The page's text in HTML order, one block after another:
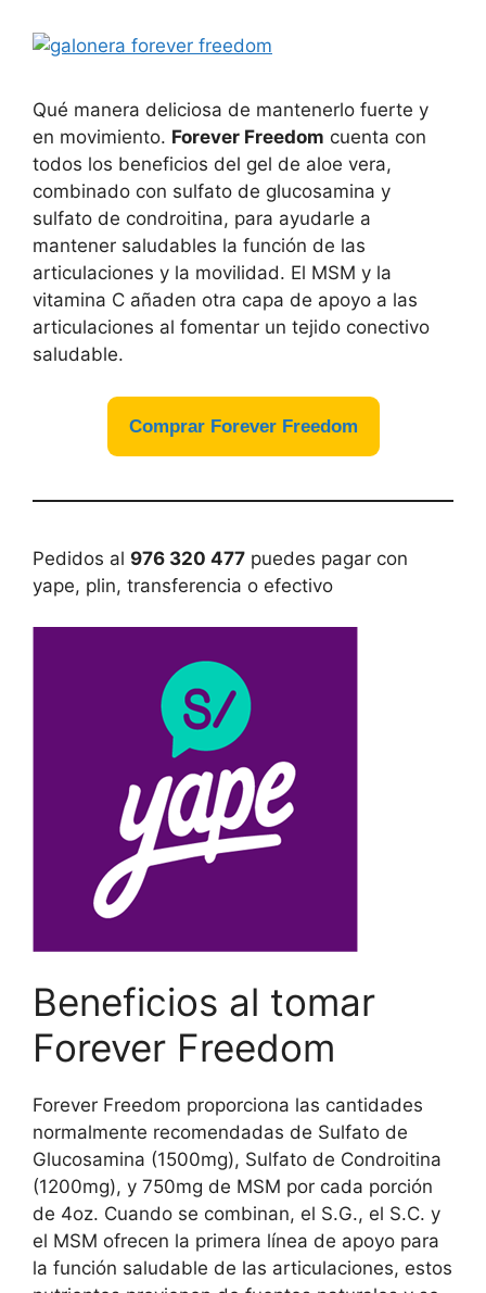
Qué manera deliciosa de mantenerlo fuerte y
en movimiento. Forever Freedom cuenta con
todos los beneficios del gel de aloe vera,
combinado con sulfato de glucosamina y
sulfato de condroitina, para ayudarle a
mantener saludables la función de las
articulaciones y la movilidad. El MSM y la
vitamina C añaden otra capa de apoyo a las
articulaciones al fomentar un tejido conectivo
saludable.
Comprar Forever Freedom
Pedidos al 976 320 477 puedes pagar con
yape, plin, transferencia o efectivo
Beneficios al tomar
Forever Freedom
Forever Freedom proporciona las cantidades
normalmente recomendadas de Sulfato de
Glucosamina (1500mg), Sulfato de Condroitina
(1200mg), y 750mg de MSM por cada porción
de 4oz. Cuando se combinan, el S.G., el S.C. y
el MSM ofrecen la primera línea de apoyo para
la función saludable de las articulaciones, estos